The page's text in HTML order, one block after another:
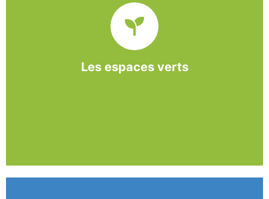
Les espaces verts
paysager, l’association BASE propose et réalise
des interventions à la demande des entreprises et
collectivités locales.